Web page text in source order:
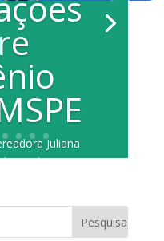
Juliana
aos